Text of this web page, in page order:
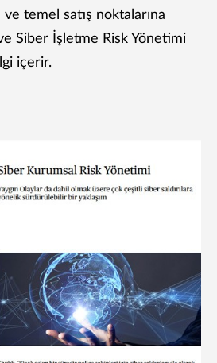
temel satış noktalarına
Siber İşletme Risk Yönetimi
içerir.